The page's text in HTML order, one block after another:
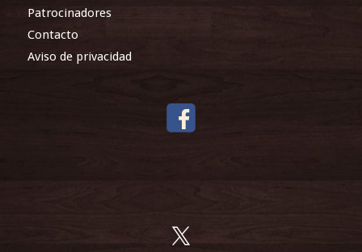
Patrocinadores
Contacto
Aviso de privacidad